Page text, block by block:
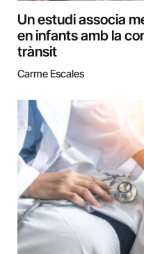
Un estudi associa
en infants amb la
trànsit
Carme Escales